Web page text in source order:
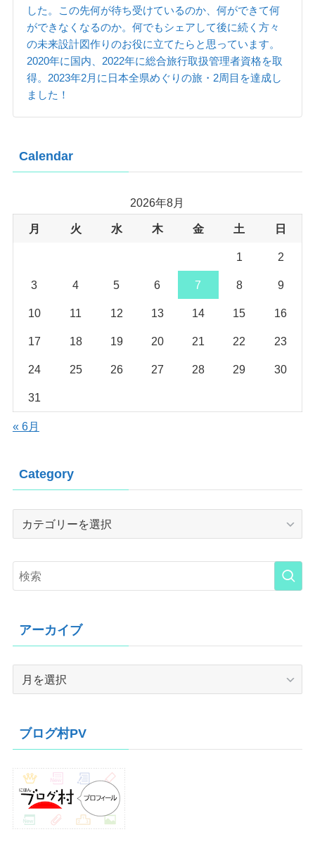
した。この先何が待ち受けているのか、何ができて何
ができなくなるのか。何でもシェアして後に続く方々
の未来設計図作りのお役に立てたらと思っています。
2020年に国内、2022年に総合旅行取扱管理者資格を取
得。2023年2月に日本全県めぐりの旅・2周目を達成し
ました！
Calendar
2026年8月
月 火 水 木 金 土 日
1 2
3 4 5 6 7 8 9
10 11 12 13 14 15 16
17 18 19 20 21 22 23
24 25 26 27 28 29 30
31
« 6月
Category
Category
アーカイブ
ブ
ブログ村PV